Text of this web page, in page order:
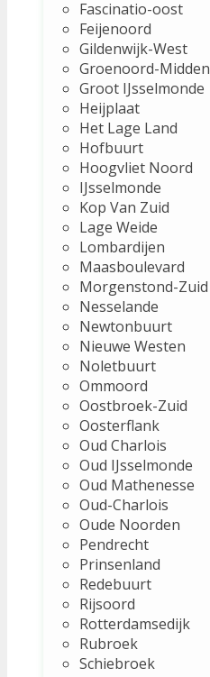
Fascinatio-oost
Feijenoord
Gildenwijk-West
Groenoord-Midden
Groot IJsselmonde
Heijplaat
Het Lage Land
Hofbuurt
Hoogvliet Noord
IJsselmonde
Kop Van Zuid
Lage Weide
Lombardijen
Maasboulevard
Morgenstond-Zuid
Nesselande
Newtonbuurt
Nieuwe Westen
Noletbuurt
Ommoord
Oostbroek-Zuid
Oosterflank
Oud Charlois
Oud IJsselmonde
Oud Mathenesse
Oud-Charlois
Oude Noorden
Pendrecht
Prinsenland
Redebuurt
Rijsoord
Rotterdamsedijk
Rubroek
Schiebroek